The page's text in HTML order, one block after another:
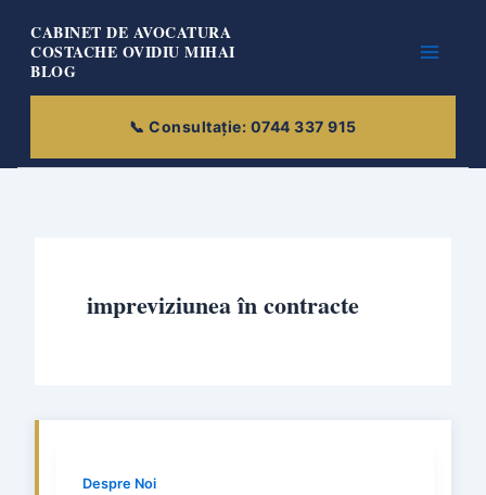
content
CABINET DE AVOCATURA
COSTACHE OVIDIU MIHAI
BLOG
impreviziunea în contracte
Despre Noi